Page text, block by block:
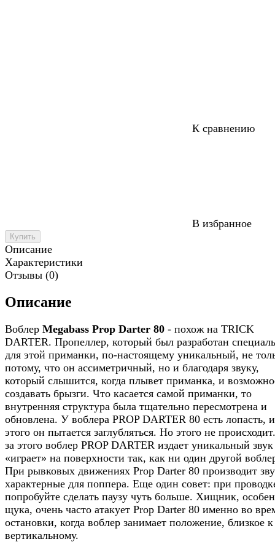
К сравнению
В избранное
Купить
Описание
Характеристики
Отзывы (0)
Описание
Воблер Megabass Prop Darter 80 - похож на TRICK
DARTER. Пропеллер, который был разработан
для этой приманки, по-настоящему уникальный, не
потому, что он ассиметричный, но и благодаря звуку,
который слышится, когда плывет приманка, и
создавать брызги. Что касается самой приманки, то
внутренняя структура была тщательно пересмотрена и
обновлена. У воблера PROP DARTER 80 есть лопасть,
этого он пытается заглубляться. Но этого не
за этого воблер PROP DARTER издает уникальный
«играет» на поверхности так, как ни один другой
При рывковых движениях Prop Darter 80 производит
характерные для поппера. Еще один совет: при
попробуйте сделать паузу чуть больше. Хищник,
щука, очень часто атакует Prop Darter 80 именно во
остановки, когда воблер занимает положение, близкое к
вертикальному.